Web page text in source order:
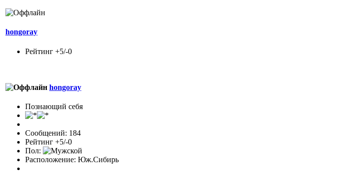
hongoray
Рейтинг +5/-0
hongoray
Познающий себя
Сообщений: 184
Рейтинг +5/-0
Пол:
Расположение: Юж.Сибирь